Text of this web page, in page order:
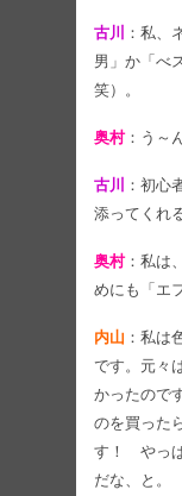
古川
：私、
男」か「べ
笑）。
奥村：う～
古川
：初心
添ってくれ
奥村：私は
めにも「エ
内山 ：私は
です。元々
かったので
のを買った
す！ やっ
だな、と。